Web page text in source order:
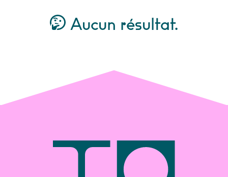
Aucun résultat.